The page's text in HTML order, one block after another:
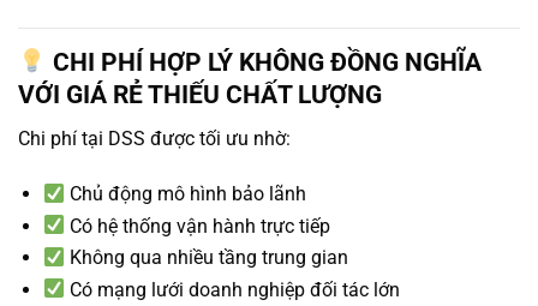
CHI PHÍ HỢP LÝ KHÔNG ĐỒNG NGHĨA
VỚI GIÁ RẺ THIẾU CHẤT LƯỢNG
Chi phí tại DSS được tối ưu nhờ:
Chủ động mô hình bảo lãnh
Có hệ thống vận hành trực tiếp
Không qua nhiều tầng trung gian
Có mạng lưới doanh nghiệp đối tác lớn